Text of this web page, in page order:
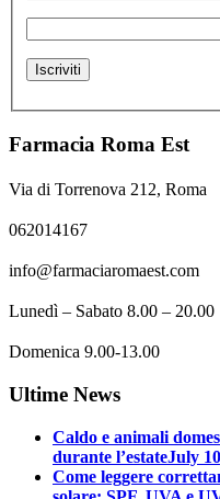
Farmacia Roma Est
Via di Torrenova 212, Roma
062014167
info@farmaciaromaest.com
Lunedì – Sabato 8.00 – 20.00
Domenica 9.00-13.00
Ultime News
Caldo e animali
durante l’estateJuly
Come leggere